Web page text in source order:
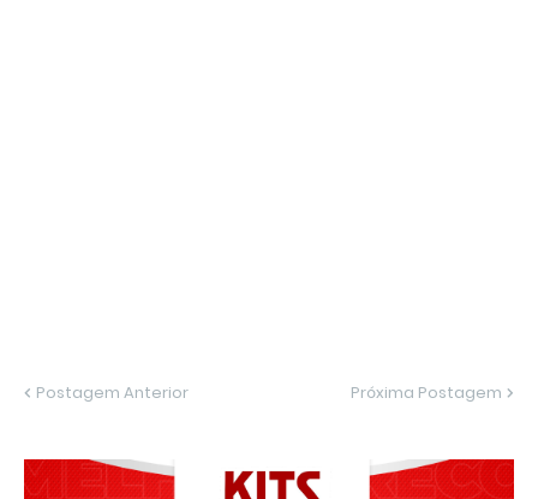
Postagem Anterior Próxima Postagem